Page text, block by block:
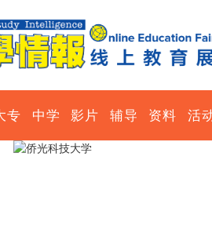
专 中学 影片 辅导 资料 活